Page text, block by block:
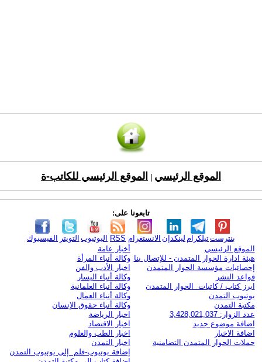
الموقع الرئيسي الموقع الرئيسي للكاتب-ة
تابعونا على:
الفيسبوك التويتر اليوتيوب RSS الانستغرام لينكدإن تيلكرامبنترست
الموقع الرئيسي
هيئة ادارة الحوار المتمدن - للإتصال بنا
إحصائيات مؤسسة الحوار المتمدن
قواعد النشر
ابرز كتاب / كاتبات الحوار المتمدن
يوتيوب التمدن
مكتبة التمدن
عدد الزوار: 3,428,021,037
اضافة موضوع جديد
اضافة الاخبار
حملات الحوار المتمدن التضامنية
أخبار عامة
وكالة أنباء المرأة
اخبار الأدب والفن
وكالة أنباء اليسار
وكالة أنباء العلمانية
وكالة أنباء العمال
وكالة أنباء حقوق الإنسان
اخبار الرياضة
اخبار الاقتصاد
اخبار الطب والعلوم
اخبار التمدن
إضافة يوتيوب-فلم إلى يوتيوب التمدن